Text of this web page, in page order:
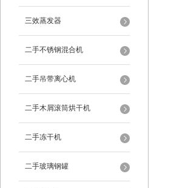
三效蒸发器
二手不锈钢混合机
二手吊带离心机
二手木屑滚筒烘干机
二手冻干机
二手玻璃钢罐